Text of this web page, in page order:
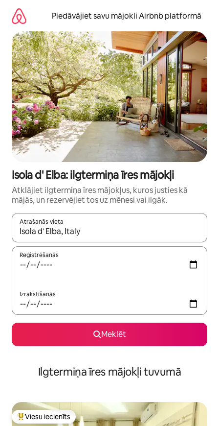
saturu
Piedāvājiet savu mājokli Airbnb platformā
Isola d' Elba: ilgtermiņa īres mājokļi
Atklājiet ilgtermiņa īres mājokļus, kuros justies kā
mājās, un rezervējiet tos uz mēnesi vai ilgāk.
Atrašanās vieta
Kad rezultāti kļūs pieejami, izmantojiet bultiņu uz augšu un
Reģistrēšanās
Izrakstīšanās
Meklēt
Ilgtermiņa īres mājokļi tuvumā
Populārs viesu iecienīts mājoklis
Viesu iecienīts